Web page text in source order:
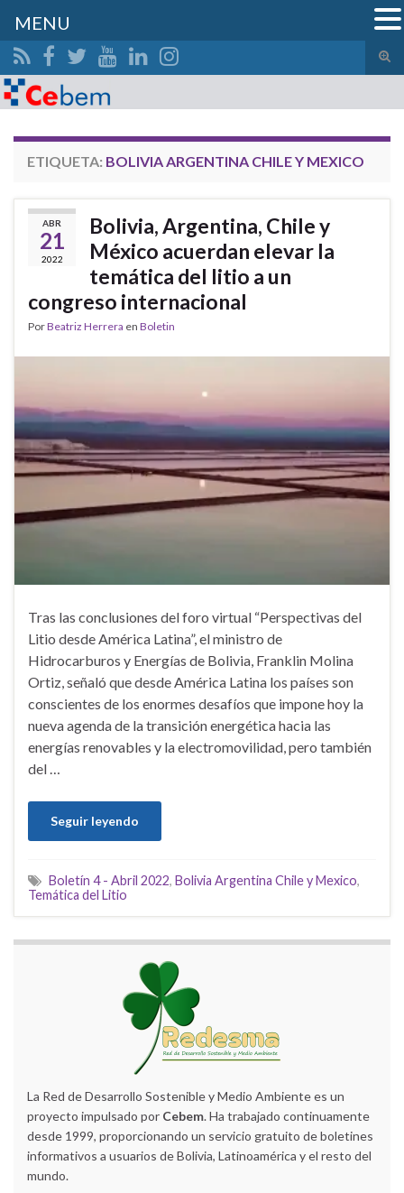
el
Search for:
ETIQUETA: BOLIVIA ARGENTINA CHILE Y MEXICO
ABR
21
2022
Bolivia, Argentina, Chile y
México acuerdan elevar la
temática del litio a un
congreso internacional
PorBeatriz Herrera en Boletin
Tras las conclusiones del foro virtual “Perspectivas del
Litio desde América Latina”, el ministro de
Hidrocarburos y Energías de Bolivia, Franklin Molina
Ortiz, señaló que desde América Latina los países son
conscientes de los enormes desafíos que impone hoy la
nueva agenda de la transición energética hacia las
energías renovables y la electromovilidad, pero también
del …
Seguir leyendo
Boletín 4 - Abril 2022, Bolivia Argentina Chile y Mexico,
Temática del Litio
La Red de Desarrollo Sostenible y Medio Ambiente es un
proyecto impulsado por Cebem. Ha trabajado continuamente
desde 1999, proporcionando un servicio gratuito de boletines
informativos a usuarios de Bolivia, Latinoamérica y el resto del
mundo.
MENU